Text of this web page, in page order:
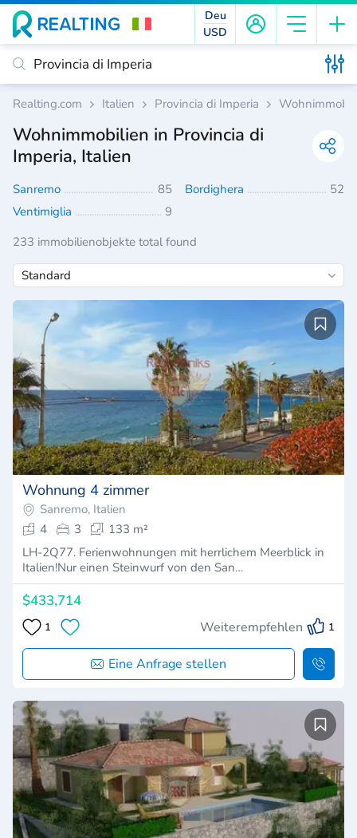
Deu
USD
Realting.com Italien Provincia di Imperia
Wohnimmobilien in Provincia di
Imperia, Italien
Sanremo 85 Bordighera
52
Ventimiglia
9
233 immobilienobjekte total found
Wohnung 4 zimmer
Sanremo, Italien
4
3
133 m²
LH-2Q77. Ferienwohnungen mit herrlichem Meerblick in
Italien!Nur einen Steinwurf von den San…
$433,714
1 Weiterempfehlen 1
Eine Anfrage stellen